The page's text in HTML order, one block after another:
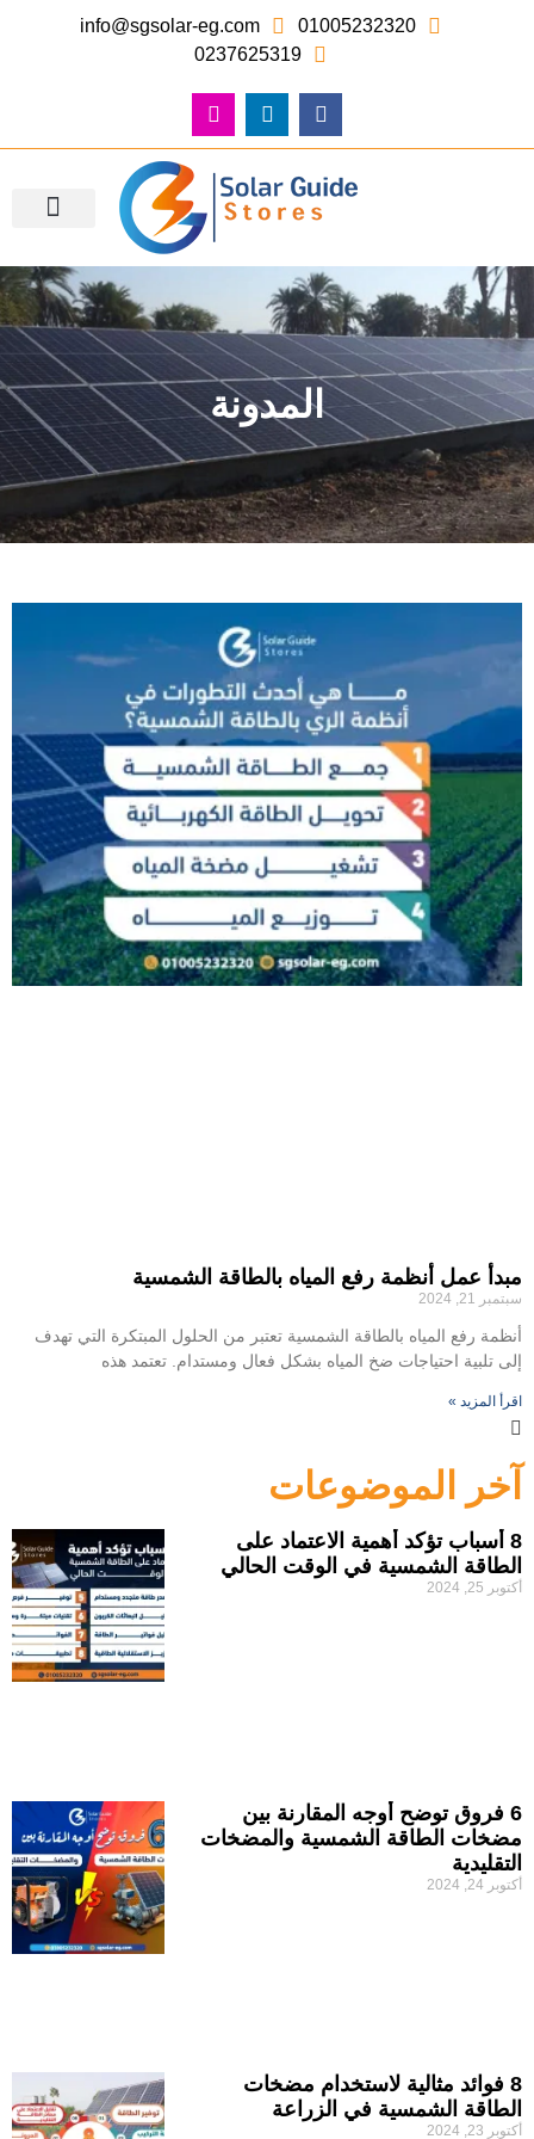
01005232320
info@sgsolar-eg.com
0237625319
المدونة
مبدأ عمل أنظمة رفع المياه بالطاقة الشمسية
سبتمبر 21, 2024
أنظمة رفع المياه بالطاقة الشمسية تعتبر من الحلول المبتكرة التي تهدف
إلى تلبية احتياجات ضخ المياه بشكل فعال ومستدام. تعتمد هذه
اقرأ المزيد »
آخر الموضوعات
8 أسباب تؤكد أهمية الاعتماد على
الطاقة الشمسية في الوقت الحالي
أكتوبر 25, 2024
6 فروق توضح أوجه المقارنة بين
مضخات الطاقة الشمسية والمضخات
التقليدية
أكتوبر 24, 2024
8 فوائد مثالية لاستخدام مضخات
الطاقة الشمسية في الزراعة
أكتوبر 23, 2024